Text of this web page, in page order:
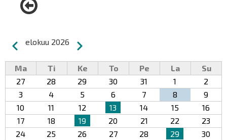
Sivutus
Edellinen
elokuu 2026 Seuraava
Ma Ti Ke To Pe La
Su
27
28 29 30 31 1
2
3
4 5 6 7 8
9
10
11 12 13 14 15
16
17
18 19 20 21 22
23
24
25 26 27 28 29
30